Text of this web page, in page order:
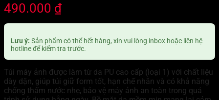
490.000 ₫
Lưu ý: Sản phẩm có thể hết hàng, xin vui lòng inbox hoặc liên hệ
hotline để kiểm tra trước.
Túi máy ảnh được làm từ da PU cao cấp (loại 1) với chất liệu
dày dặn, giúp túi giữ form tốt, hạn chế nhăn và có khả năng
chống thấm nước nhẹ, bảo vệ máy ảnh an toàn trong quá